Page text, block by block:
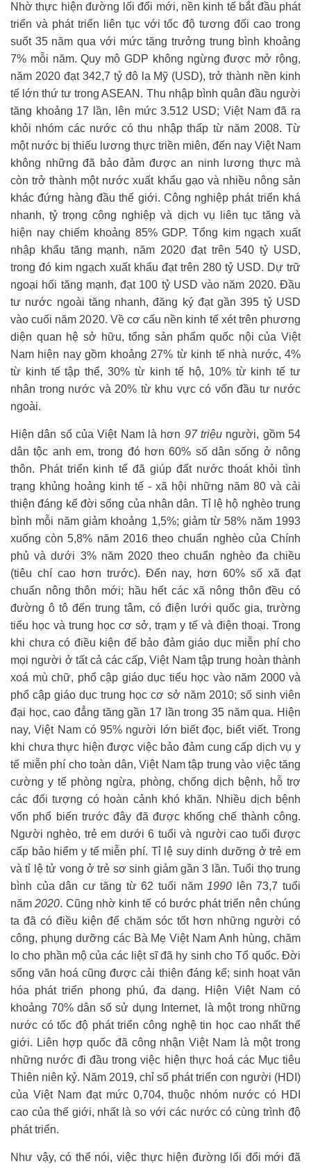
Nhờ thực hiện đường lối đổi mới, nền kinh tế bắt đầu phát
triển và phát triển liên tục với tốc độ tương đối cao trong
suốt 35 năm qua với mức tăng trưởng trung bình khoảng
7% mỗi năm. Quy mô GDP không ngừng được mở rộng,
năm 2020 đạt 342,7 tỷ đô la Mỹ (USD), trở thành nền kinh
tế lớn thứ tư trong ASEAN. Thu nhập bình quân đầu người
tăng khoảng 17 lần, lên mức 3.512 USD; Việt Nam đã ra
khỏi nhóm các nước có thu nhập thấp từ năm 2008. Từ
một nước bị thiếu lương thực triền miên, đến nay Việt Nam
không những đã bảo đảm được an ninh lương thực mà
còn trở thành một nước xuất khẩu gạo và nhiều nông sản
khác đứng hàng đầu thế giới. Công nghiệp phát triển khá
nhanh, tỷ trọng công nghiệp và dịch vụ liên tục tăng và
hiện nay chiếm khoảng 85% GDP. Tổng kim ngạch xuất
nhập khẩu tăng mạnh, năm 2020 đạt trên 540 tỷ USD,
trong đó kim ngạch xuất khẩu đạt trên 280 tỷ USD. Dự trữ
ngoại hối tăng mạnh, đạt 100 tỷ USD vào năm 2020. Đầu
tư nước ngoài tăng nhanh, đăng ký đạt gần 395 tỷ USD
vào cuối năm 2020. Về cơ cấu nền kinh tế xét trên phương
diện quan hệ sở hữu, tổng sản phẩm quốc nội của Việt
Nam hiện nay gồm khoảng 27% từ kinh tế nhà nước, 4%
từ kinh tế tập thể, 30% từ kinh tế hộ, 10% từ kinh tế tư
nhân trong nước và 20% từ khu vực có vốn đầu tư nước
ngoài.
Hiện dân số của Việt Nam là hơn 97 triệu người, gồm 54
dân tộc anh em, trong đó hơn 60% số dân sống ở nông
thôn. Phát triển kinh tế đã giúp đất nước thoát khỏi tình
trạng khủng hoảng kinh tế - xã hội những năm 80 và cải
thiện đáng kể đời sống của nhân dân. Tỉ lệ hộ nghèo trung
bình mỗi năm giảm khoảng 1,5%; giảm từ 58% năm 1993
xuống còn 5,8% năm 2016 theo chuẩn nghèo của Chính
phủ và dưới 3% năm 2020 theo chuẩn nghèo đa chiều
(tiêu chí cao hơn trước). Đến nay, hơn 60% số xã đạt
chuẩn nông thôn mới; hầu hết các xã nông thôn đều có
đường ô tô đến trung tâm, có điện lưới quốc gia, trường
tiểu học và trung học cơ sở, trạm y tế và điện thoại. Trong
khi chưa có điều kiện để bảo đảm giáo dục miễn phí cho
mọi người ở tất cả các cấp, Việt Nam tập trung hoàn thành
xoá mù chữ, phổ cập giáo dục tiểu học vào năm 2000 và
phổ cập giáo dục trung học cơ sở năm 2010; số sinh viên
đại học, cao đẳng tăng gần 17 lần trong 35 năm qua. Hiện
nay, Việt Nam có 95% người lớn biết đọc, biết viết. Trong
khi chưa thực hiện được việc bảo đảm cung cấp dịch vụ y
tế miễn phí cho toàn dân, Việt Nam tập trung vào việc tăng
cường y tế phòng ngừa, phòng, chống dịch bệnh, hỗ trợ
các đối tượng có hoàn cảnh khó khăn. Nhiều dịch bệnh
vốn phổ biến trước đây đã được khống chế thành công.
Người nghèo, trẻ em dưới 6 tuổi và người cao tuổi được
cấp bảo hiểm y tế miễn phí. Tỉ lệ suy dinh dưỡng ở trẻ em
và tỉ lệ tử vong ở trẻ sơ sinh giảm gần 3 lần. Tuổi thọ trung
bình của dân cư tăng từ 62 tuổi năm 1990 lên 73,7 tuổi
năm2020. Cũng nhờ kinh tế có bước phát triển nên chúng
ta đã có điều kiện để chăm sóc tốt hơn những người có
công, phụng dưỡng các Bà Mẹ Việt Nam Anh hùng, chăm
lo cho phần mộ của các liệt sĩ đã hy sinh cho Tổ quốc. Đời
sống văn hoá cũng được cải thiện đáng kể; sinh hoạt văn
hóa phát triển phong phú, đa dạng. Hiện Việt Nam có
khoảng 70% dân số sử dụng Internet, là một trong những
nước có tốc độ phát triển công nghệ tin học cao nhất thế
giới. Liên hợp quốc đã công nhận Việt Nam là một trong
những nước đi đầu trong việc hiện thực hoá các Mục tiêu
Thiên niên kỷ. Năm 2019, chỉ số phát triển con người (HDI)
của Việt Nam đạt mức 0,704, thuộc nhóm nước có HDI
cao của thế giới, nhất là so với các nước có cùng trình độ
phát triển.
Như vậy, có thể nói, việc thực hiện đường lối đổi mới đã